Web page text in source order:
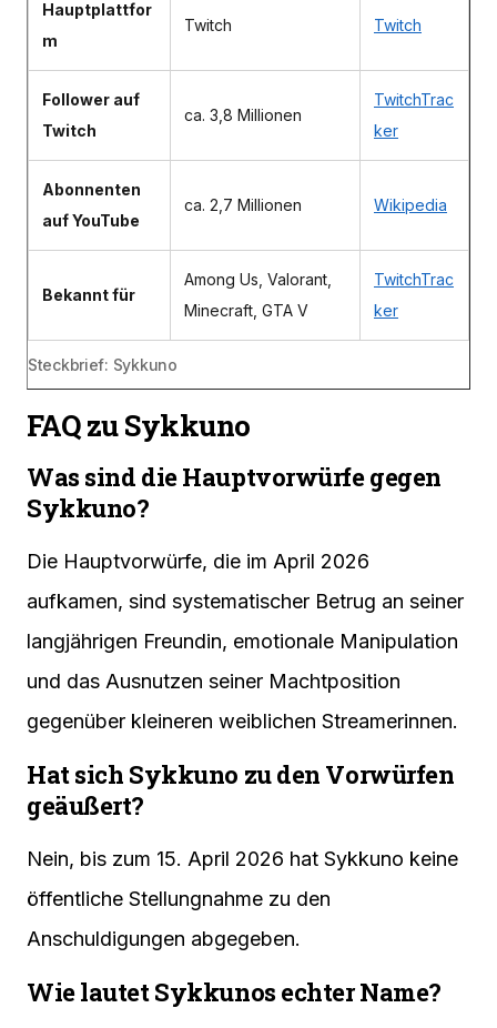
Steckbrief: Sykkuno
Hauptplattfor
m
Twitch Twitch
Follower auf
Twitch
ca. 3,8 Millionen
TwitchTrac
ker
Abonnenten
auf YouTube
ca. 2,7 Millionen Wikipedia
Bekannt für
Among Us, Valorant,
Minecraft, GTA V
TwitchTrac
ker
FAQ zu Sykkuno
Was sind die Hauptvorwürfe gegen
Sykkuno?
Die Hauptvorwürfe, die im April 2026
aufkamen, sind systematischer Betrug an seiner
langjährigen Freundin, emotionale Manipulation
und das Ausnutzen seiner Machtposition
gegenüber kleineren weiblichen Streamerinnen.
Hat sich Sykkuno zu den Vorwürfen
geäußert?
Nein, bis zum 15. April 2026 hat Sykkuno keine
öffentliche Stellungnahme zu den
Anschuldigungen abgegeben.
Wie lautet Sykkunos echter Name?